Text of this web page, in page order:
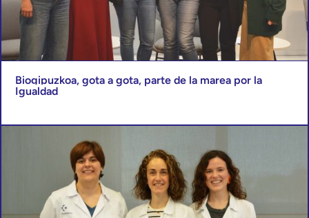
Biogipuzkoa, gota a gota, parte de la marea por la
Igualdad